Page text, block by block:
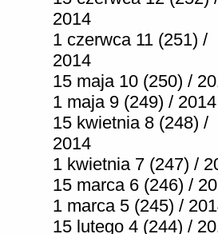
2014
1 czerwca 11 (251) /
2014
15 maja 10 (250) /
1 maja 9 (249) / 2014
15 kwietnia 8 (248) /
2014
1 kwietnia 7 (247) /
15 marca 6 (246) /
1 marca 5 (245) /
15 lutego 4 (244) /